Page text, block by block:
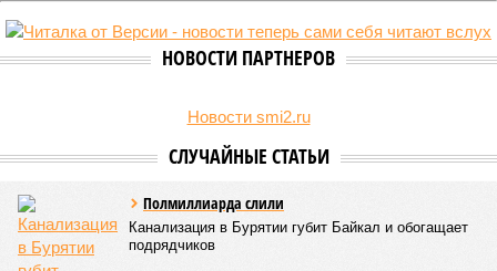
НОВОСТИ ПАРТНЕРОВ
Новости smi2.ru
СЛУЧАЙНЫЕ СТАТЬИ
Полмиллиарда слили
Канализация в Бурятии губит Байкал и обогащает
подрядчиков